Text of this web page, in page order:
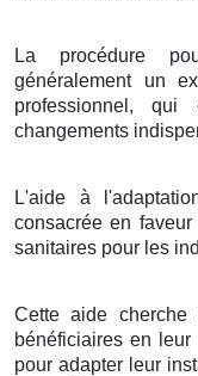
La procédure
généralement un
professionnel,
changements
L'aide à
consacrée en
sanitaires pour les
Cette aide
bénéficiaires en
pour adapter leur